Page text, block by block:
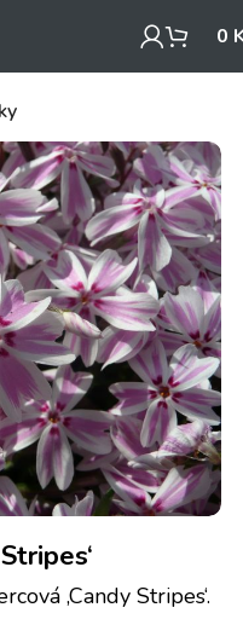
0
‚Candy Stripes‘.